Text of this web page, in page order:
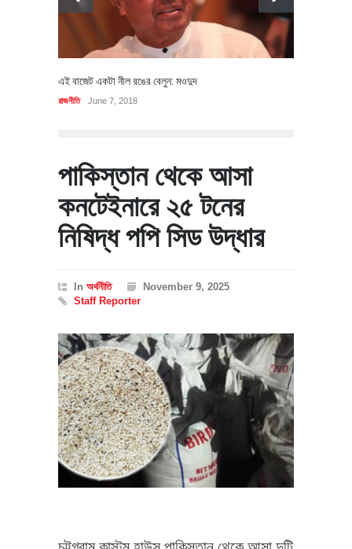
এই বাজেট একটা নীল রঙের বেলুন: মওদুদ
রাজনীতি June 7, 2018
পাকিস্তান থেকে আসা
কনটেইনারে ২৫ টনের
নিষিদ্ধ পপি সিড উদ্ধার
In অর্থনীতি
November 9, 2025
Staff Reporter